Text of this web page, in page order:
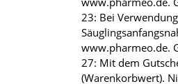
23: Bei
www.pharmeo.de.
27: Mit dem
(Warenkorbwert).